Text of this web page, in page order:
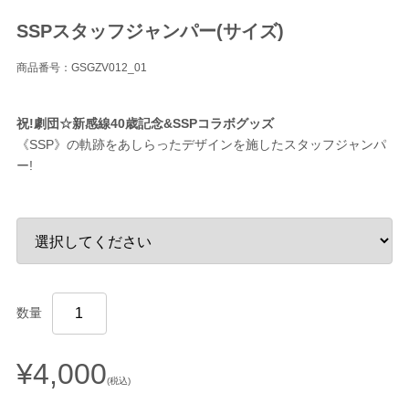
SSPスタッフジャンパー(サイズ)
商品番号：GSGZV012_01
祝!劇団☆新感線40歳記念&SSPコラボグッズ
《SSP》の軌跡をあしらったデザインを施したスタッフジャンパ
ー!
数量
¥4,000(税込)